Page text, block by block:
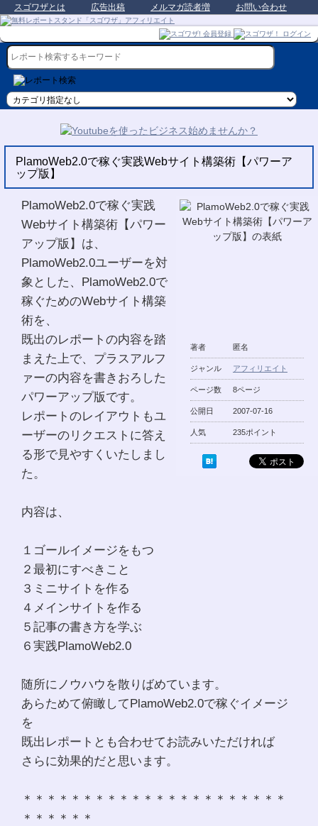
スゴワザとは 広告出稿 メルマガ読者増 お問い合わせ
PlamoWeb2.0で稼ぐ実践Webサイト構築術【パワーア
ップ版】
著者 匿名
ジャンル アフィリエイト
ページ数 8ページ
公開日 2007-07-16
人気 235ポイント
PlamoWeb2.0で稼ぐ実践
Webサイト構築術【パワー
アップ版】は、
PlamoWeb2.0ユーザーを対
象とした、PlamoWeb2.0で
稼ぐためのWebサイト構築
術を、
既出のレポートの内容を踏
まえた上で、プラスアルフ
ァーの内容を書きおろした
パワーアップ版です。
レポートのレイアウトもユ
ーザーのリクエストに答え
る形で見やすくいたしまし
た。
内容は、
１ゴールイメージをもつ
２最初にすべきこと
３ミニサイトを作る
４メインサイトを作る
５記事の書き方を学ぶ
６実践PlamoWeb2.0
随所にノウハウを散りばめています。
あらためて俯瞰してPlamoWeb2.0で稼ぐイメージ
を
既出レポートとも合わせてお読みいただければ
さらに効果的だと思います。
＊＊＊＊＊＊＊＊＊＊＊＊＊＊＊＊＊＊＊＊＊＊
＊＊＊＊＊＊